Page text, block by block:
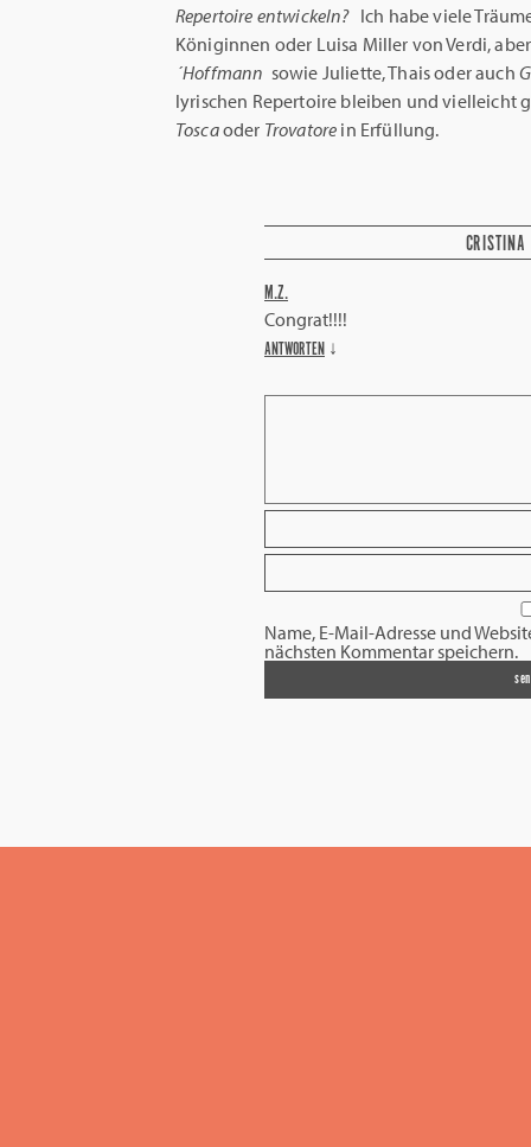
Repertoire entwickeln? Ich habe viele
Königinnen oder Luisa Miller von Verdi,
´Hoffmann sowie Juliette, Thais oder auch
lyrischen Repertoire bleiben und vielleicht
Toscaoder Trovatore in Erfüllung.
M.Z.
Congrat!!!!
ANTWORTEN ↓
Name, E-Mail-Adresse und
nächsten Kommentar speichern.